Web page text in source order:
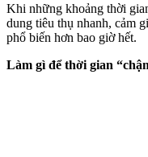
Khi những khoảng thời
dung tiêu thụ nhanh, cảm
phổ biến hơn bao giờ hết.
Làm gì để thời gian